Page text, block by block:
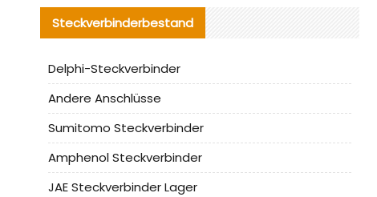
Steckverbinderbestand
Delphi-Steckverbinder
Andere Anschlüsse
Sumitomo Steckverbinder
Amphenol Steckverbinder
JAE Steckverbinder Lager